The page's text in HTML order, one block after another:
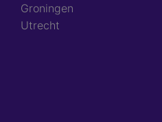
Groningen
Utrecht